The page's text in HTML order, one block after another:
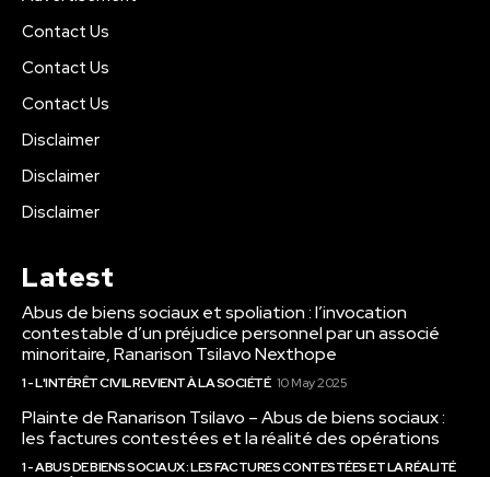
Contact Us
Contact Us
Contact Us
Disclaimer
Disclaimer
Disclaimer
Latest
Abus de biens sociaux et spoliation : l’invocation
contestable d’un préjudice personnel par un associé
minoritaire, Ranarison Tsilavo Nexthope
1 - L'INTÉRÊT CIVIL REVIENT À LA SOCIÉTÉ 10 May 2025
Plainte de Ranarison Tsilavo – Abus de biens sociaux :
les factures contestées et la réalité des opérations
1 - ABUS DE BIENS SOCIAUX : LES FACTURES CONTESTÉES ET LA RÉALITÉ